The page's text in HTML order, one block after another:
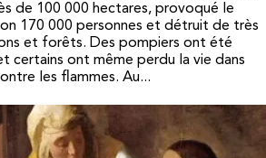
de 100 000 hectares, provoqué le
170 000 personnes et détruit de très
et forêts. Des pompiers ont été
certains ont même perdu la vie dans
les flammes. Au...